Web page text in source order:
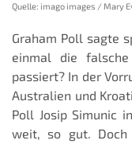
Quelle: imago images / Mary
Graham Poll sagte
einmal die
passiert? In der
Australien und
Poll Josip Simunic
weit, so gut.